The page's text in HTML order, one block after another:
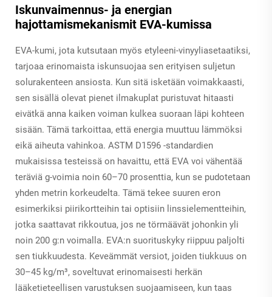
Iskunvaimennus- ja energian
hajottamismekanismit EVA-kumissa
EVA-kumi, jota kutsutaan myös etyleeni-vinyyliasetaatiksi,
tarjoaa erinomaista iskunsuojaa sen erityisen suljetun
solurakenteen ansiosta. Kun sitä isketään voimakkaasti,
sen sisällä olevat pienet ilmakuplat puristuvat hitaasti
eivätkä anna kaiken voiman kulkea suoraan läpi kohteen
sisään. Tämä tarkoittaa, että energia muuttuu lämmöksi
eikä aiheuta vahinkoa. ASTM D1596 -standardien
mukaisissa testeissä on havaittu, että EVA voi vähentää
teräviä g-voimia noin 60–70 prosenttia, kun se pudotetaan
yhden metrin korkeudelta. Tämä tekee suuren eron
esimerkiksi piirikortteihin tai optisiin linssielementteihin,
jotka saattavat rikkoutua, jos ne törmäävät johonkin yli
noin 200 g:n voimalla. EVA:n suorituskyky riippuu paljolti
sen tiukkuudesta. Keveämmät versiot, joiden tiukkuus on
30–45 kg/m³, soveltuvat erinomaisesti herkän
lääketieteellisen varustuksen suojaamiseen, kun taas